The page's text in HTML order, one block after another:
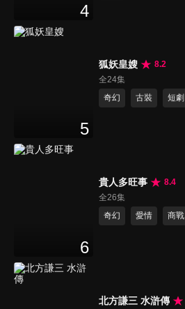
4
5
狐妖皇嫂
8.2
全24集
奇幻
古裝 短劇
6
貴人多旺事
8.4
全26集
奇幻
愛情 商戰
北方謙三 水滸傳